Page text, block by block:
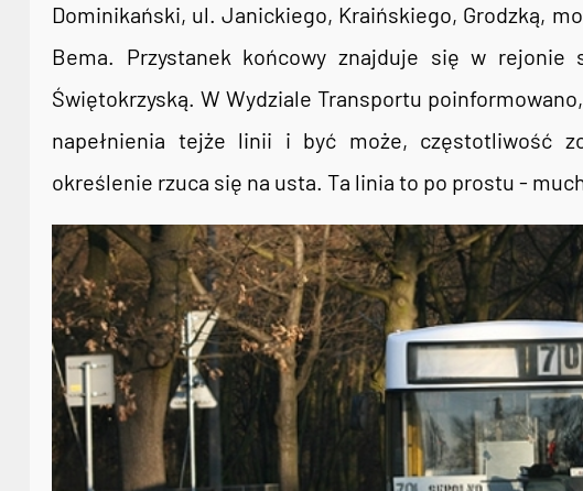
Dominikański, ul. Janickiego, Kraińskiego, Grodzką,
Bema. Przystanek końcowy znajduje się w rejonie
Świętokrzyską. W Wydziale Transportu
napełnienia tejże linii i być może, częstotliwość
określenie rzuca się na usta. Ta linia to po prostu -